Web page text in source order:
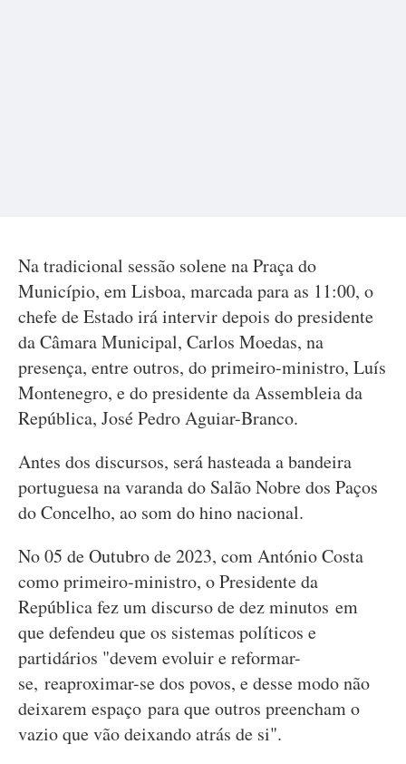
Na tradicional sessão solene na Praça do
Município, em Lisboa, marcada para as 11:00, o
chefe de Estado irá intervir depois do presidente
da Câmara Municipal, Carlos Moedas, na
presença, entre outros, do primeiro-ministro, Luís
Montenegro, e do presidente da Assembleia da
República, José Pedro Aguiar-Branco.
Antes dos discursos, será hasteada a bandeira
portuguesa na varanda do Salão Nobre dos Paços
do Concelho, ao som do hino nacional.
No 05 de Outubro de 2023, com António Costa
como primeiro-ministro, o Presidente da
República fez um discurso de dez minutos em
que defendeu que os sistemas políticos e
partidários "devem evoluir e reformar-
se, reaproximar-se dos povos, e desse modo não
deixarem espaço para que outros preencham o
vazio que vão deixando atrás de si".